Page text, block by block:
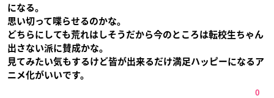
になる。
思い切って喋らせるのかな。
どちらにしても荒れはしそうだから今のところは転校生ちゃん
出さない派に賛成かな。
見てみたい気もするけど皆が出来るだけ満足ハッピーになるア
ニメ化がいいです。
0